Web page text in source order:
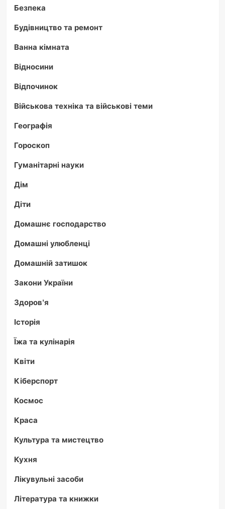
Безпека
Будівництво та ремонт
Ванна кімната
Відносини
Відпочинок
Військова техніка та військові теми
Географія
Гороскоп
Гуманітарні науки
Дім
Діти
Домашнє господарство
Домашні улюбленці
Домашній затишок
Закони України
Здоров'я
Історія
Їжа та кулінарія
Квіти
Кіберспорт
Космос
Краса
Культура та мистецтво
Кухня
Лікувульні засоби
Література та книжки